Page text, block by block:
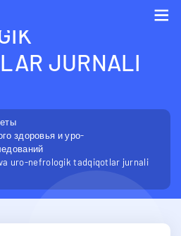
JURNALI
здоровья и уро-
uro-nefrologik tadqiqotlar jurnali